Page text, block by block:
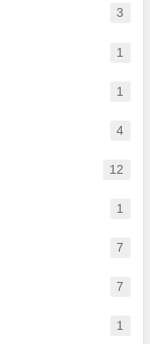
3
1
1
4
12
1
7
7
1